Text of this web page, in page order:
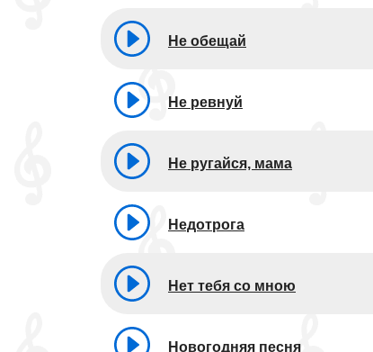
Не обещай
Не ревнуй
Не ругайся, мама
Недотрога
Нет тебя со мною
Новогодняя песня